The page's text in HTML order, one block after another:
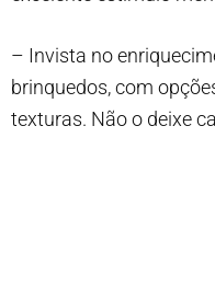
– Invista no
brinquedos, com
texturas. Não o deixe